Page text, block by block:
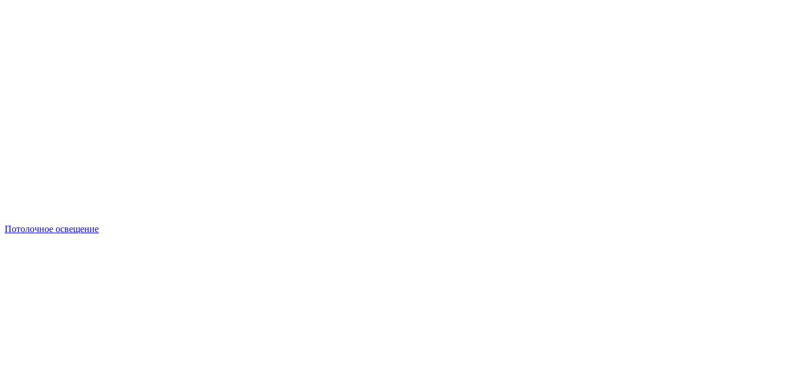
Потолочное освещение